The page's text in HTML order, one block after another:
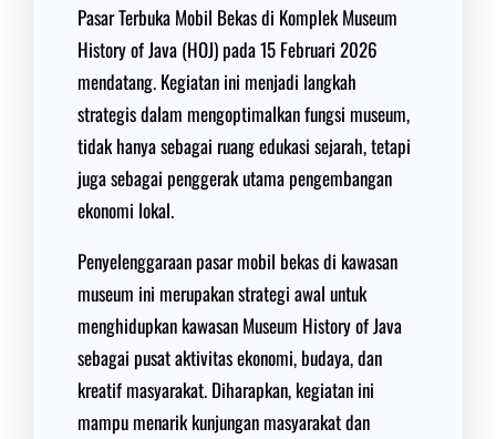
Pasar Terbuka Mobil Bekas di Komplek Museum
History of Java (HOJ) pada 15 Februari 2026
mendatang. Kegiatan ini menjadi langkah
strategis dalam mengoptimalkan fungsi museum,
tidak hanya sebagai ruang edukasi sejarah, tetapi
juga sebagai penggerak utama pengembangan
ekonomi lokal.
Penyelenggaraan pasar mobil bekas di kawasan
museum ini merupakan strategi awal untuk
menghidupkan kawasan Museum History of Java
sebagai pusat aktivitas ekonomi, budaya, dan
kreatif masyarakat. Diharapkan, kegiatan ini
mampu menarik kunjungan masyarakat dan